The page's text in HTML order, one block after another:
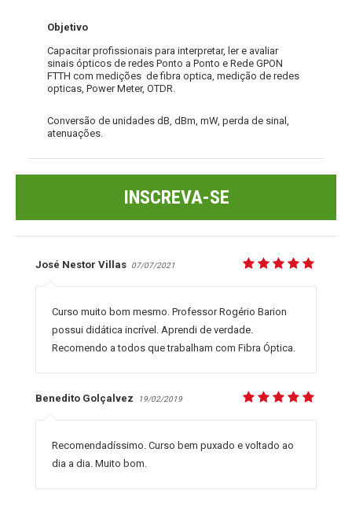
Objetivo
Capacitar profissionais para interpretar, ler e avaliar
sinais ópticos de redes Ponto a Ponto e Rede GPON
FTTH com medições de fibra optica, medição de redes
opticas, Power Meter, OTDR.
Conversão de unidades dB, dBm, mW, perda de sinal,
atenuações.
INSCREVA-SE
José Nestor Villas 07/07/2021
Curso muito bom mesmo. Professor Rogério Barion
possui didática incrível. Aprendi de verdade.
Recomendo a todos que trabalham com Fibra Óptica.
Benedito Golçalvez 19/02/2019
Recomendadíssimo. Curso bem puxado e voltado ao
dia a dia. Muito bom.